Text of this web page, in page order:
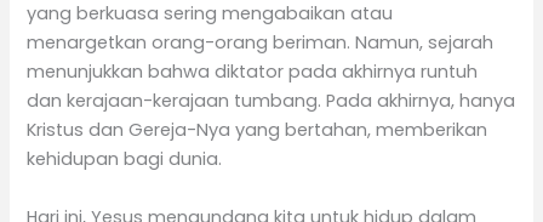
yang berkuasa sering mengabaikan atau
menargetkan orang-orang beriman. Namun, sejarah
menunjukkan bahwa diktator pada akhirnya runtuh
dan kerajaan-kerajaan tumbang. Pada akhirnya, hanya
Kristus dan Gereja-Nya yang bertahan, memberikan
kehidupan bagi dunia.
Hari ini, Yesus mengundang kita untuk hidup dalam